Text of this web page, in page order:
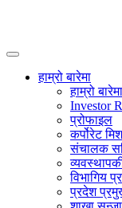
हाम्रो बारेमा
हाम्रो बारेमा
Investor
प्रोफाइल
कर्पोरेट
संचालक
विभागिय
प्रदेश